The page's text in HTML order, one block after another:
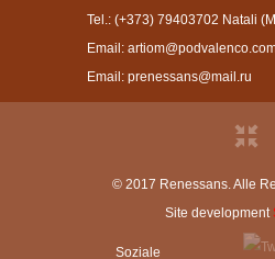
Tel.: (+373) 79403702 Natali
Email:
Email: prenessans@mail.ru
© 2017 Renessans. Alle
Site development
Soziale